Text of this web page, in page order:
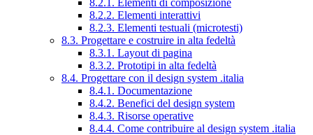
8.2.1. Elementi di composizione
8.2.2. Elementi interattivi
8.2.3. Elementi testuali (microtesti)
8.3. Progettare e costruire in alta fedeltà
8.3.1. Layout di pagina
8.3.2. Prototipi in alta fedeltà
8.4. Progettare con il design system .italia
8.4.1. Documentazione
8.4.2. Benefici del design system
8.4.3. Risorse operative
8.4.4. Come contribuire al design system .italia